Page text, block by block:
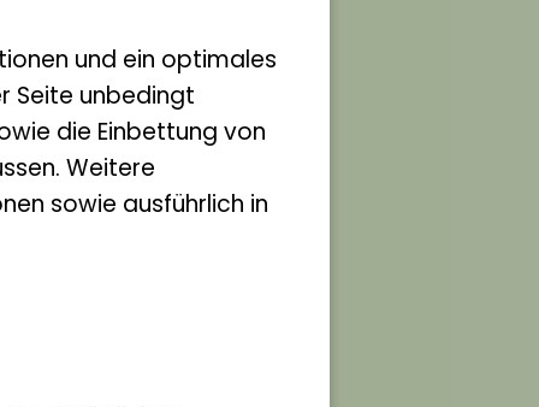
und ein optimales
Seite unbedingt
die Einbettung von
Weitere
sowie ausführlich in